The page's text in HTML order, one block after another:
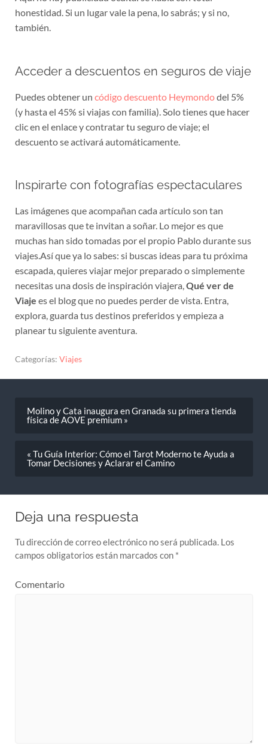
honestidad. Si un lugar vale la pena, lo sabrás; y si no,
también.
Acceder a descuentos en seguros de viaje
Puedes obtener un código descuento Heymondo del 5%
(y hasta el 45% si viajas con familia). Solo tienes que hacer
clic en el enlace y contratar tu seguro de viaje; el
descuento se activará automáticamente.
Inspirarte con fotografías espectaculares
Las imágenes que acompañan cada artículo son tan
maravillosas que te invitan a soñar. Lo mejor es que
muchas han sido tomadas por el propio Pablo durante sus
viajes.Así que ya lo sabes: si buscas ideas para tu próxima
escapada, quieres viajar mejor preparado o simplemente
necesitas una dosis de inspiración viajera, Qué ver de
Viaje es el blog que no puedes perder de vista. Entra,
explora, guarda tus destinos preferidos y empieza a
planear tu siguiente aventura.
Categorías: Viajes
Molino y Cata inaugura en Granada su primera tienda
física de AOVE premium »
« Tu Guía Interior: Cómo el Tarot Moderno te Ayuda a
Tomar Decisiones y Aclarar el Camino
Deja una respuesta
Tu dirección de correo electrónico no será publicada. Los
campos obligatorios están marcados con *
Comentario